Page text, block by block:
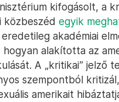
kifogásolt, a
közbeszéd egyik
akadémiai
alakította az
A „kritikai” jelző
szempontból
amerikait